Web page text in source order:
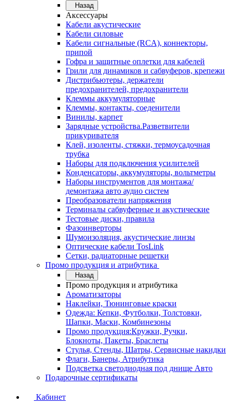
Назад
Аксессуары
Кабели акустические
Кабели силовые
Кабели сигнальные (RCA), коннекторы,
припой
Гофра и защитные оплетки для кабелей
Грили для динамиков и сабвуферов, крепежи
Дистрибьютеры, держатели
предохранителей, предохранители
Клеммы аккумуляторные
Клеммы, контакты, соеденители
Винилы, карпет
Зарядные устройства.Разветвители
прикуривателя
Клей, изоленты, стяжки, термоусадочная
трубка
Наборы для подключения усилителей
Конденсаторы, аккумуляторы, вольтметры
Наборы инструментов для монтажа/
демонтажа авто аудио систем
Преобразователи напряжения
Терминалы сабвуферные и акустические
Тестовые диски, правила
Фазоинверторы
Шумоизоляция, акустические линзы
Оптические кабели TosLink
Сетки, радиаторные решетки
Промо продукция и атрибутика
Назад
Промо продукция и атрибутика
Ароматизаторы
Наклейки, Тюнинговые краски
Одежда: Кепки, Футболки, Толстовки,
Шапки, Маски, Комбинезоны
Промо продукция:Кружки, Ручки,
Блокноты, Пакеты, Браслеты
Стулья, Стенды, Шатры, Сервисные накидки
Флаги, Банеры, Атрибутика
Подсветка светодиодная под днище Авто
Подарочные сертификаты
Кабинет